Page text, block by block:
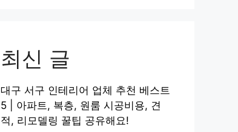
최신 글
대구 서구 인테리어 업체 추천 베스트
5 | 아파트, 복층, 원룸 시공비용, 견
적, 리모델링 꿀팁 공유해요!